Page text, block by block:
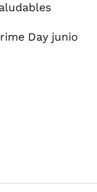
Day junio